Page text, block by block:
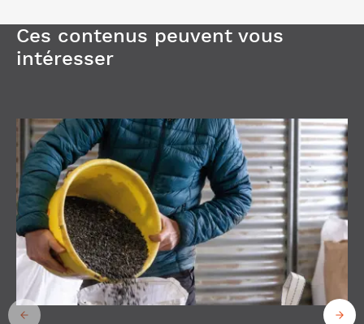
Ces contenus peuvent vous
intéresser